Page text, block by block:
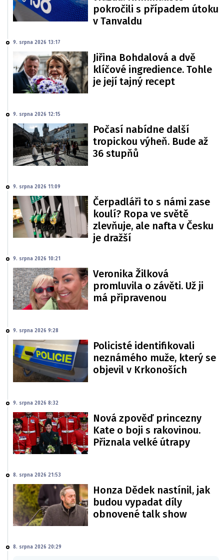
pokročili s případem útoku
v Tanvaldu
9. srpna 2026 13:17
Jiřina Bohdalová a dvě
klíčové ingredience. Tohle
je její tajný recept
9. srpna 2026 12:15
Počasí nabídne další
tropickou výheň. Bude až
36 stupňů
9. srpna 2026 11:09
Čerpadláři to s námi zase
koulí? Ropa ve světě
zlevňuje, ale nafta v Česku
je dražší
9. srpna 2026 10:21
Veronika Žilková
promluvila o závěti. Už ji
má připravenou
9. srpna 2026 9:28
Policisté identifikovali
neznámého muže, který se
objevil v Krkonoších
9. srpna 2026 8:32
Nová zpověď princezny
Kate o boji s rakovinou.
Přiznala velké útrapy
8. srpna 2026 21:53
Honza Dědek nastínil, jak
budou vypadat díly
obnovené talk show
8. srpna 2026 20:29